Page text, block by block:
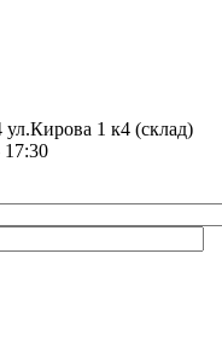
1 к4 (склад)